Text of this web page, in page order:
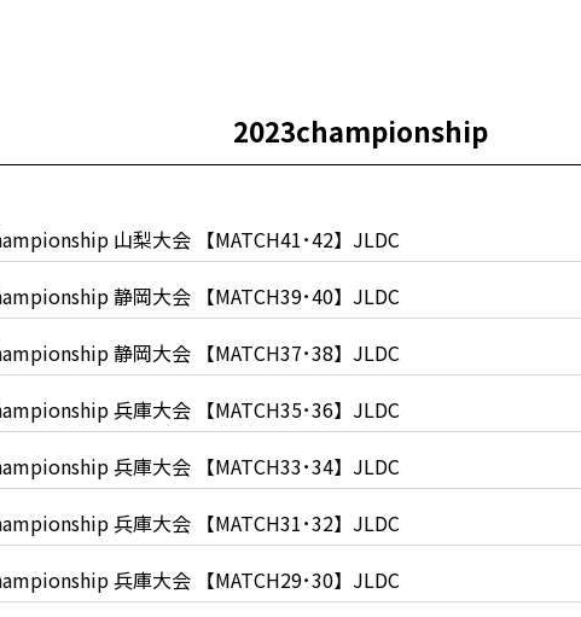
2023championship
山梨大会 【MATCH41･42】JLDC
静岡大会 【MATCH39･40】JLDC
静岡大会 【MATCH37･38】JLDC
兵庫大会 【MATCH35･36】JLDC
兵庫大会 【MATCH33･34】JLDC
兵庫大会 【MATCH31･32】JLDC
兵庫大会 【MATCH29･30】JLDC